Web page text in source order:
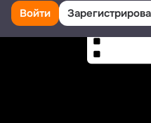
Войти